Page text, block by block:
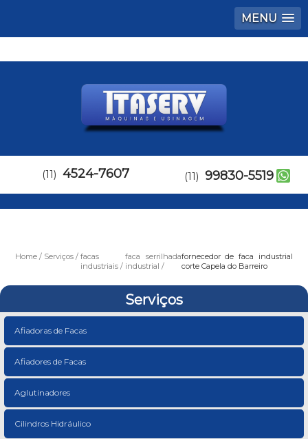
MENU
(11) 4524-7607 (11) 99830-5519
Home Serviços
facas
industriais
faca serrilhada
industrial
fornecedor de faca industrial
corte Capela do Barreiro
Serviços
Afiadoras de Facas
Afiadores de Facas
Aglutinadores
Cilindros Hidráulico